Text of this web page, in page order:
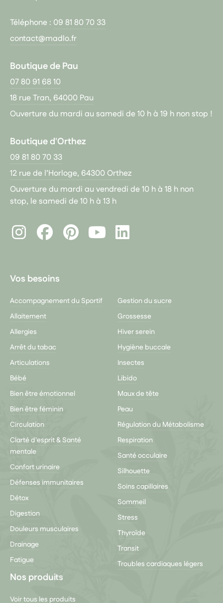
Téléphone : 09 81 80 70 33
contact@madlo.fr
Boutique de Pau
07 80 91 68 10
18 rue Tran, 64000 Pau
Ouverture du mardi au samedi de 10 h à 19 h non stop !
Boutique d'Orthez
09 81 80 70 33
12 rue de l’Horloge, 64300 Orthez
Ouverture du mardi au vendredi de 10 h à 18 h non
stop, le samedi de 10 h à 13 h
InstagramFacebookPinterest
LinkedIn
Vos besoins
Accompagnement du Sportif
Allaitement
Allergies
Arrêt du tabac
Articulations
Bébé
Bien être émotionnel
Bien être féminin
Circulation
Clarté d'esprit & Santé
mentale
Confort urinaire
Défenses immunitaires
Détox
Digestion
Douleurs musculaires
Drainage
Fatigue
Gestion du sucre
Grossesse
Hiver serein
Hygiène buccale
Insectes
Libido
Maux de tête
Peau
Régulation du Métabolisme
Respiration
Santé occulaire
Silhouette
Soins capillaires
Sommeil
Stress
Thyroïde
Transit
Troubles cardiaques légers
Nos produits
Voir tous les produits